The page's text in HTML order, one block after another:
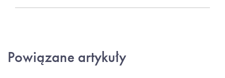
Powiązane artykuły